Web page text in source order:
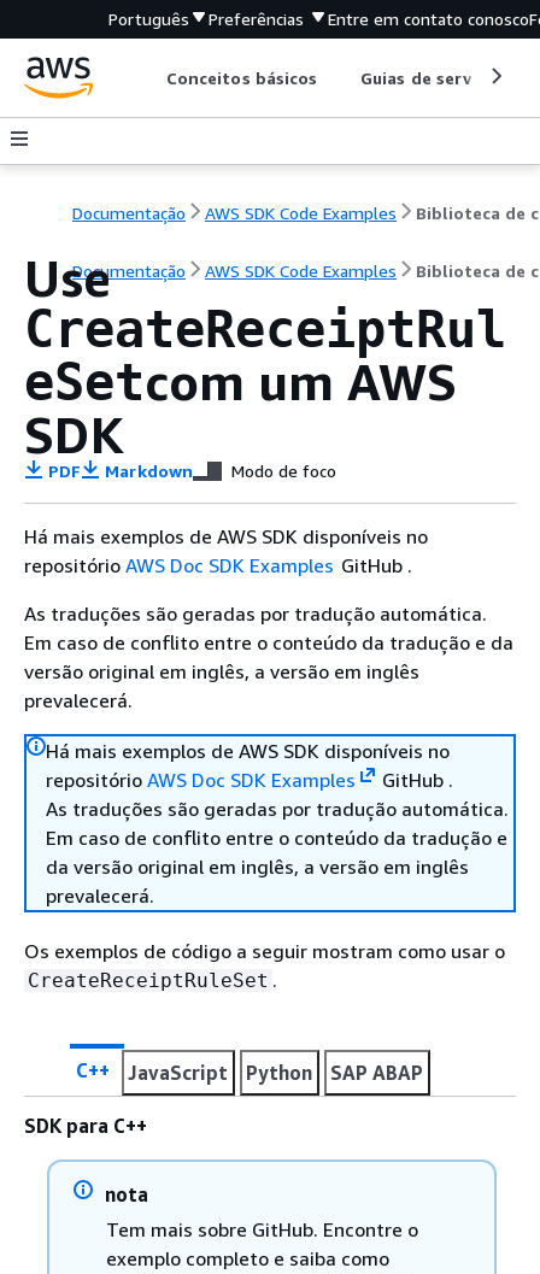
Português Preferências Entre em contato conosco
Conceitos básicos Guias de serviço
Documentação AWS SDK Code Examples
Documentação AWS SDK Code Examples Biblioteca de
Use
CreateReceiptRul
eSetcom um AWS
SDK
PDF Markdown Modo de foco
Há mais exemplos de AWS SDK disponíveis no
repositório AWS Doc SDK Examples GitHub .
As traduções são geradas por tradução automática.
Em caso de conflito entre o conteúdo da tradução e da
versão original em inglês, a versão em inglês
prevalecerá.
Há mais exemplos de AWS SDK disponíveis no
repositório AWS Doc SDK Examples
GitHub .
As traduções são geradas por tradução automática.
Em caso de conflito entre o conteúdo da tradução e
da versão original em inglês, a versão em inglês
prevalecerá.
Os exemplos de código a seguir mostram como usar o
CreateReceiptRuleSet .
C++ JavaScript Python SAP ABAP
SDK para C++
nota
Tem mais sobre GitHub. Encontre o
exemplo completo e saiba como